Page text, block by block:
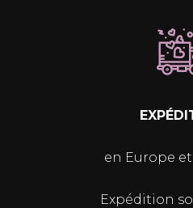
en Europe
Expédition